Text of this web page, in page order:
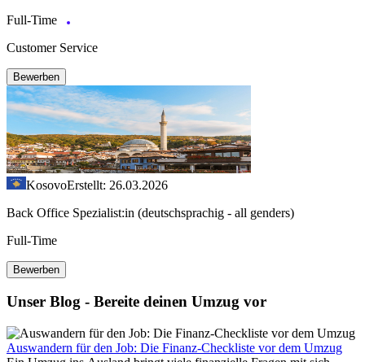
Full-Time
Customer Service
Bewerben
KosovoErstellt: 26.03.2026
Back Office Spezialist:in (deutschsprachig - all genders)
Full-Time
Bewerben
Unser Blog - Bereite deinen Umzug vor
Auswandern für den Job: Die Finanz-Checkliste vor dem Umzug